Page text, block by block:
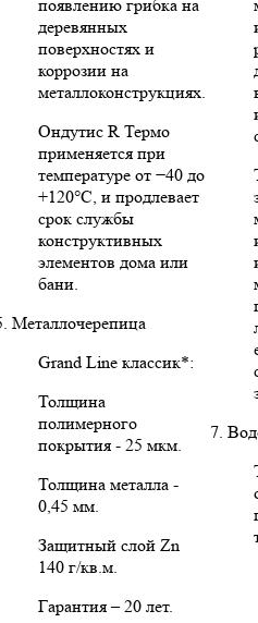
появлению грибка на
деревянных
поверхностях и
коррозии на
металлоконструкциях.
Ондутис R Термо
применяется при
температуре от −40 до
+120°C, и продлевает
срок службы
конструктивных
элементов дома или
бани.
Металлочерепица
Grand Line классик*:
Толщина
полимерного
покрытия - 25 мкм.
Толщина металла -
0,45 мм.
Защитный слой Zn
140 г/кв.м.
Гарантия – 20 лет.
7.